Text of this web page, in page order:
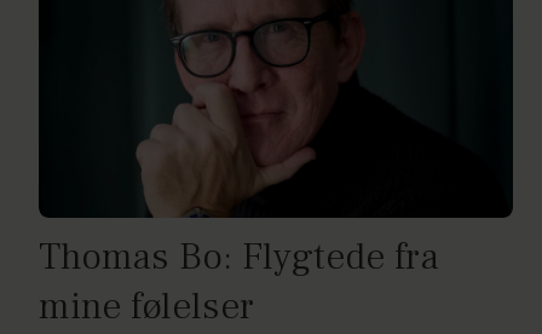
Thomas Bo: Flygtede fra
mine følelser